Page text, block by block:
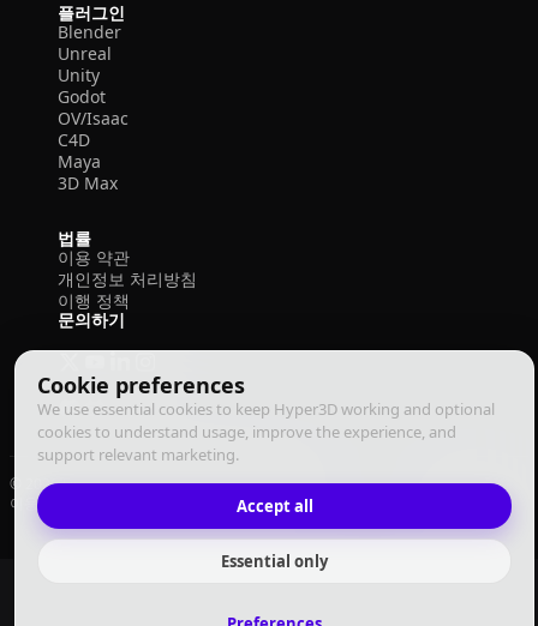
Cookie preferences
We use essential cookies to keep Hyper3D working and optional
cookies to understand usage, improve the experience, and
support relevant marketing.
Accept all
Essential only
플러그인
Blender
Unreal
Unity
Godot
OV/Isaac
C4D
Maya
3D Max
법률
이용 약관
개인정보 처리방침
이행 정책
문의하기
© 2026 Deemos Corporation. 모든 권리 보유
이용 약관
이행 정책